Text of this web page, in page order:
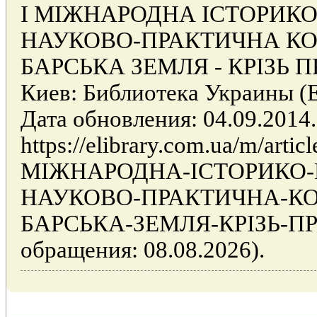
І МІЖНАРОДНА
НАУКОВО-ПРАКТИЧНА
БАРСЬКА ЗЕМЛЯ - КРІЗЬ
Киев: Библиотека Украины
Дата обновления:
https://elibrary.com.ua/m/
МІЖНАРОДНА-
НАУКОВО-ПРАКТИЧНА-
БАРСЬКА-ЗЕМЛЯ-КРІЗЬ-
обращения: 08.08.2026).